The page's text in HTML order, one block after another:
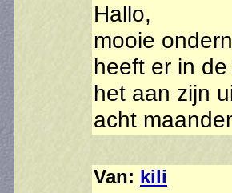
Hallo,
mooie
heeft er in
het aan zijn
acht
Van: kili